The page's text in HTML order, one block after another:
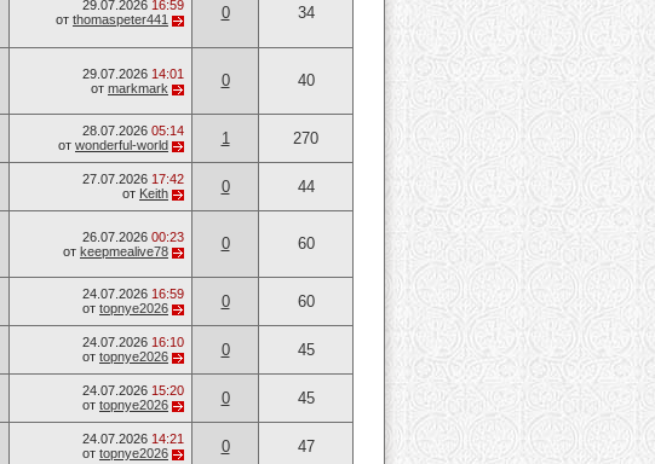
29.07.2026 16:59
от thomaspeter441 0 34
29.07.2026 14:01
от markmark 0 40
28.07.2026 05:14
от wonderful-world 1 270
27.07.2026 17:42
от Keith 0 44
26.07.2026 00:23
от keepmealive78 0 60
24.07.2026 16:59
от topnye2026 0 60
24.07.2026 16:10
от topnye2026 0 45
24.07.2026 15:20
от topnye2026 0 45
24.07.2026 14:21
от topnye2026 0 47